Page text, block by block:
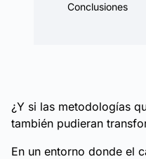
Conclusiones
¿Y si las metodologías
también pudieran
En un entorno donde el